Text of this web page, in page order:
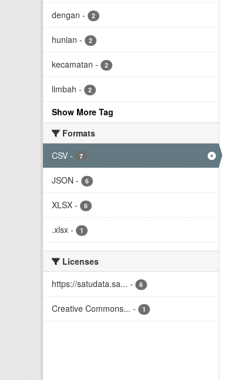
dengan - 2
hunian - 2
kecamatan - 2
limbah - 2
Show More Tag
Formats
CSV - 7
JSON - 6
XLSX - 6
.xlsx - 1
Licenses
https://satudata.sa... - 6
Creative Commons... - 1